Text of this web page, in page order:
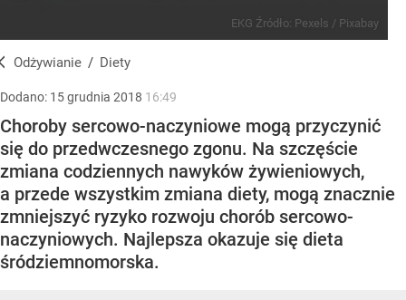
EKG Źródło: Pexels / Pixabay
Odżywianie / Diety
Dodano: 15grudnia 2018 16:49
Choroby sercowo-naczyniowe mogą przyczynić
się do przedwczesnego zgonu. Na szczęście
zmiana codziennych nawyków żywieniowych,
a przede wszystkim zmiana diety, mogą znacznie
zmniejszyć ryzyko rozwoju chorób sercowo-
naczyniowych. Najlepsza okazuje się dieta
śródziemnomorska.